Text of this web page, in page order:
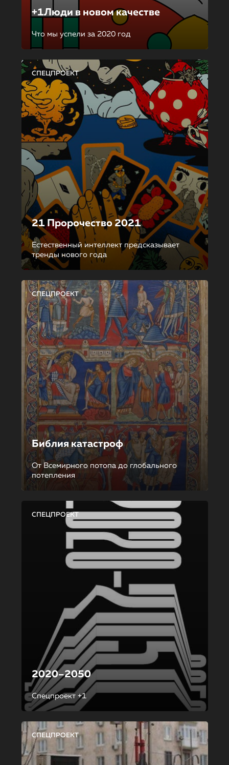
+1Люди в новом качестве
Что мы успели за 2020 год
СПЕЦПРОЕКТ
21 Пророчество 2021
Естественный интеллект предсказывает
тренды нового года
СПЕЦПРОЕКТ
Библия катастроф
От Всемирного потопа до глобального
потепления
СПЕЦПРОЕКТ
2020–2050
Спецпроект +1
СПЕЦПРОЕКТ